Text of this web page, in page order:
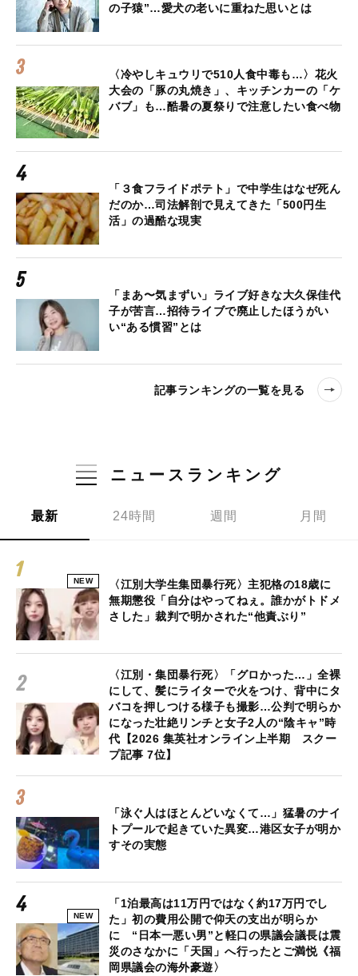
の子猿”…愛犬の老いに重ねた思いとは
〈冷やしキュウリで510人食中毒も…〉花火
大会の「豚の丸焼き」、キッチンカーの「ケ
バブ」も…酷暑の夏祭りで注意したい食べ物
「３食フライドポテト」で中学生はなぜ死ん
だのか…司法解剖で見えてきた「500円生
活」の過酷な現実
「まあ〜気まずい」ライブ好きな大久保佳代
子が苦言…招待ライブで廃止したほうがい
い“ある慣習”とは
記事ランキングの一覧を見る
ニュースランキング
最新 24時間 週間 月間
NEW
〈江別大学生集団暴行死〉主犯格の18歳に
無期懲役「自分はやってねぇ。誰かがトドメ
さした」裁判で明かされた“他責ぶり”
〈江別・集団暴行死〉「グロかった…」全裸
にして、髪にライターで火をつけ、背中にタ
バコを押しつける様子も撮影…公判で明らか
になった壮絶リンチと女子2人の“陰キャ”時
代【2026 集英社オンライン上半期 スクー
プ記事 7位】
「泳ぐ人はほとんどいなくて…」猛暑のナイ
トプールで起きていた異変…港区女子が明か
すその実態
NEW
「1泊最高は11万円ではなく約17万円でし
た」初の費用公開で仰天の支出が明らか
に “日本一悪い男”と軽口の県議会議長は震
災のさなかに「天国」へ行ったとご満悦《福
岡県議会の海外豪遊〉